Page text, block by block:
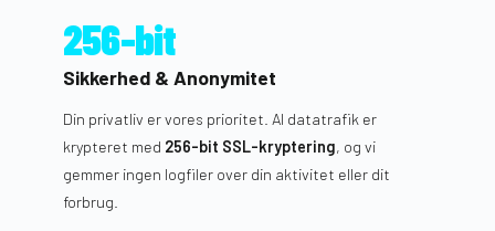
256-bit
Sikkerhed & Anonymitet
Din privatliv er vores prioritet. Al datatrafik er
krypteret med 256-bit SSL-kryptering, og vi
gemmer ingen logfiler over din aktivitet eller dit
forbrug.